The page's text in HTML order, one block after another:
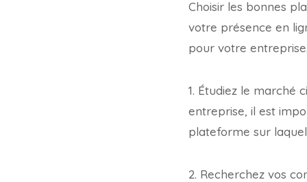
Choisir les bonnes
votre présence en
pour votre entreprise.
1. Étudiez le marché
entreprise, il est
plateforme sur
2. Recherchez vos